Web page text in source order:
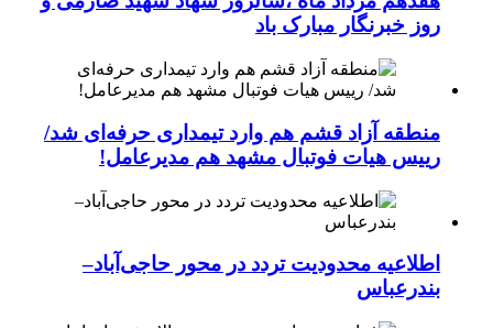
روز خبرنگار مبارک باد
منطقه آزاد قشم هم وارد تیمداری حرفه‌ای شد/
رییس هیات فوتبال مشهد هم مدیرعامل!
اطلاعیه محدودیت تردد در محور حاجی‌آباد–
بندرعباس